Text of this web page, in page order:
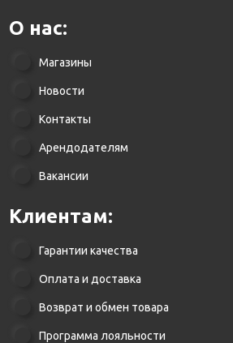
О нас:
Магазины
Новости
Контакты
Арендодателям
Вакансии
Клиентам:
Гарантии качества
Оплата и доставка
Возврат и обмен товара
Программа лояльности